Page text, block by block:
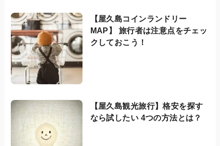
【屋久島コインランドリー
MAP】 旅行者は注意点をチェッ
クしておこう！
【屋久島観光旅行】格安を探す
なら試したい 4つの方法とは？